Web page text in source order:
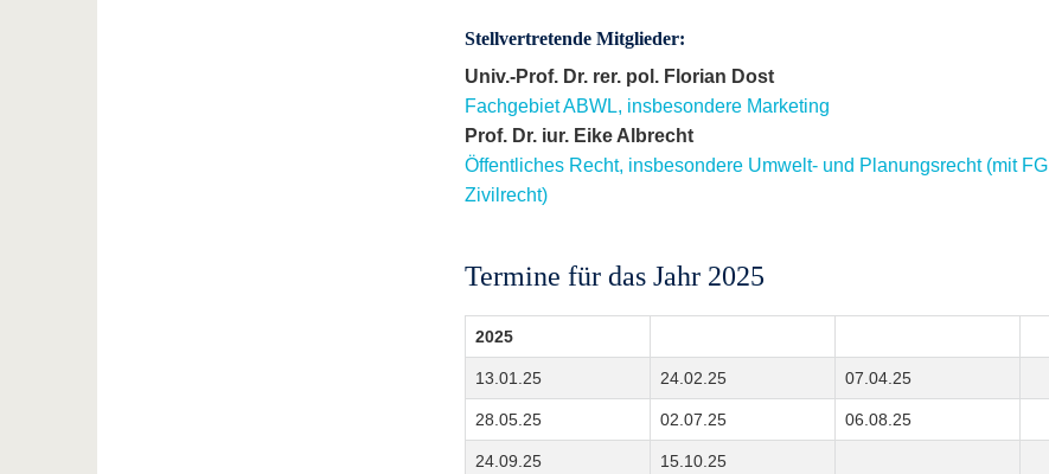
Stellvertretende Mitglieder:
Univ.-Prof. Dr. rer. pol. Florian Dost
Fachgebiet ABWL, insbesondere Marketing
Prof. Dr. iur. Eike Albrecht
Öffentliches Recht, insbesondere Umwelt- und Planungsrecht (mit FG
Zivilrecht)
Termine für das Jahr 2025
2025
13.01.25 24.02.25 07.04.25
28.05.25 02.07.25 06.08.25
24.09.25 15.10.25